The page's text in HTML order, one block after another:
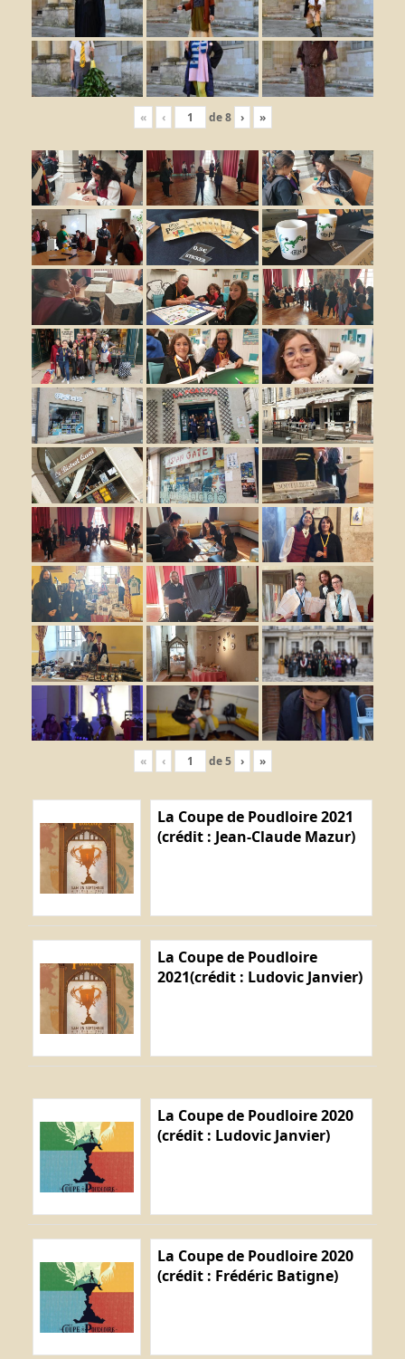
« ‹ de8 › »
« ‹ de5 › »
La Coupe de Poudloire 2021
(crédit : Jean-Claude Mazur)
La Coupe de Poudloire
2021(crédit : Ludovic Janvier)
La Coupe de Poudloire 2020
(crédit : Ludovic Janvier)
La Coupe de Poudloire 2020
(crédit : Frédéric Batigne)